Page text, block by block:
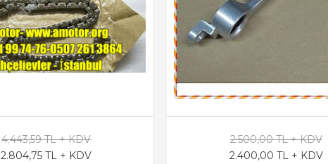
4.443,59 TL + KDV
2.804,75 TL + KDV
2.500,00 TL + KDV
2.400,00 TL + KDV